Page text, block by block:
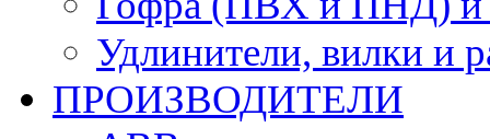
Удлинители, вилки и
ПРОИЗВОДИТЕЛИ